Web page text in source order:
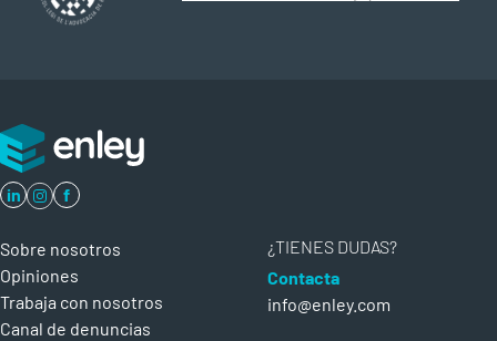
in f
Sobre nosotros
Opiniones
Trabaja con nosotros
Canal de denuncias
¿TIENES DUDAS?
Contacta
info@enley.com